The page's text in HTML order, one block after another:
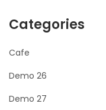
Categories
Cafe
Demo 26
Demo 27